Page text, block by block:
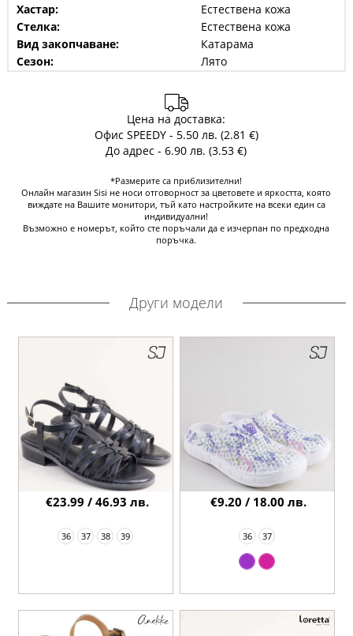
Хастар:
Естествена кожа
Стелка:
Естествена кожа
Вид закопчаване:
Катарама
Сезон:
Лято
Цена на доставка:
Офис SPEEDY - 5.50 лв. (2.81 €)
До адрес - 6.90 лв. (3.53 €)
*Размерите са приблизителни!
Онлайн магазин Sisi не носи отговорност за цветовете и яркостта, която
виждате на Вашите монитори, тъй като настройките на всеки един са
индивидуални!
Възможно е номерът, който сте поръчали да е изчерпан по предходна
поръчка.
Други модели
36 37 38 39
€23.99 / 46.93 лв.
36 37
€9.20 / 18.00 лв.